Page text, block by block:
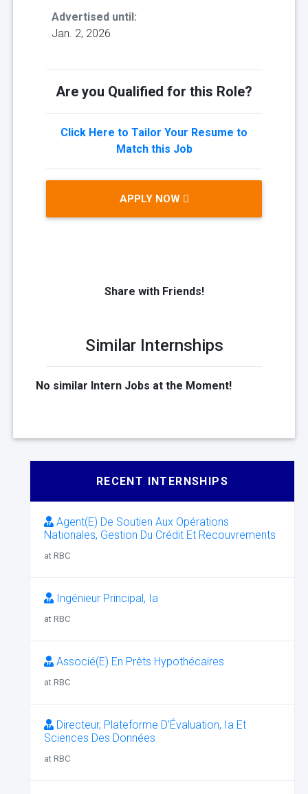
Advertised until:
Jan. 2, 2026
Are you Qualified for this Role?
Click Here to Tailor Your Resume to
Match this Job
APPLY NOW
Share with Friends!
Similar Internships
No similar Intern Jobs at the Moment!
RECENT INTERNSHIPS
Agent(E) De Soutien Aux Opérations
Nationales, Gestion Du Crédit Et Recouvrements
at RBC
Ingénieur Principal, Ia
at RBC
Associé(E) En Prêts Hypothécaires
at RBC
Directeur, Plateforme D’Évaluation, Ia Et
Sciences Des Données
at RBC